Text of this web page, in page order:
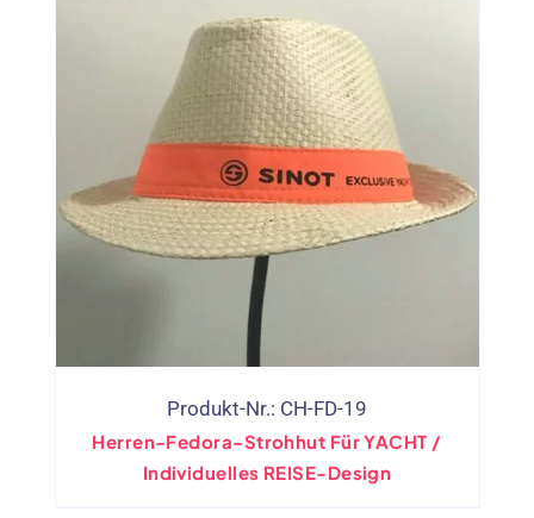
Produkt-Nr.: CH-FD-19
Herren-Fedora-Strohhut Für YACHT /
Individuelles REISE-Design